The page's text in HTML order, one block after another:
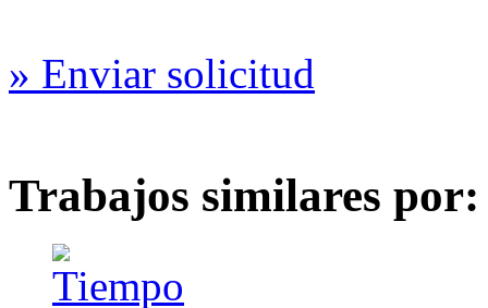
» Enviar solicitud
Trabajos similares